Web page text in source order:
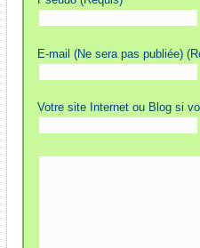
E-mail (Ne sera pas publiée)
Votre site Internet ou Blog si